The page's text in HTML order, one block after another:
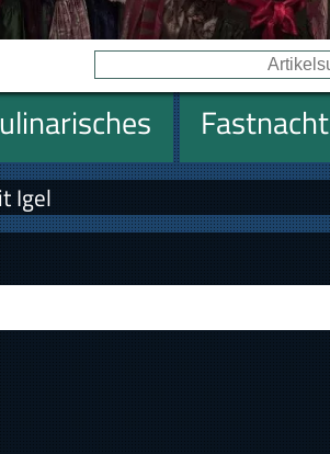
Fastnacht
Igel